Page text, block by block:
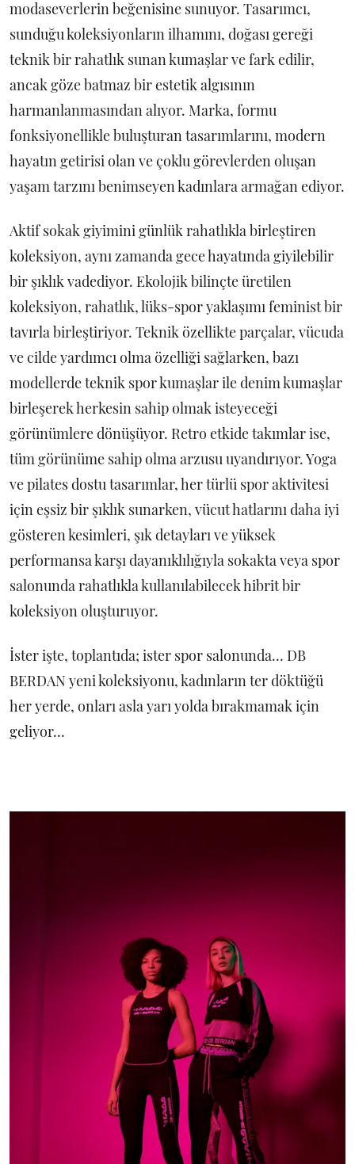
modaseverlerin beğenisine sunuyor. Tasarımcı,
sunduğu koleksiyonların ilhamını, doğası gereği
teknik bir rahatlık sunan kumaşlar ve fark edilir,
ancak göze batmaz bir estetik algısının
harmanlanmasından alıyor. Marka, formu
fonksiyonellikle buluşturan tasarımlarını, modern
hayatın getirisi olan ve çoklu görevlerden oluşan
yaşam tarzını benimseyen kadınlara armağan ediyor.
Aktif sokak giyimini günlük rahatlıkla birleştiren
koleksiyon, aynı zamanda gece hayatında giyilebilir
bir şıklık vadediyor. Ekolojik bilinçte üretilen
koleksiyon, rahatlık, lüks-spor yaklaşımı feminist bir
tavırla birleştiriyor. Teknik özellikte parçalar, vücuda
ve cilde yardımcı olma özelliği sağlarken, bazı
modellerde teknik spor kumaşlar ile denim kumaşlar
birleşerek herkesin sahip olmak isteyeceği
görünümlere dönüşüyor. Retro etkide takımlar ise,
tüm görünüme sahip olma arzusu uyandırıyor. Yoga
ve pilates dostu tasarımlar, her türlü spor aktivitesi
için eşsiz bir şıklık sunarken, vücut hatlarını daha iyi
gösteren kesimleri, şık detayları ve yüksek
performansa karşı dayanıklılığıyla sokakta veya spor
salonunda rahatlıkla kullanılabilecek hibrit bir
koleksiyon oluşturuyor.
İster işte, toplantıda; ister spor salonunda… DB
BERDAN yeni koleksiyonu, kadınların ter döktüğü
her yerde, onları asla yarı yolda bırakmamak için
geliyor…